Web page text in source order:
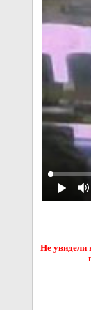
Не увидели